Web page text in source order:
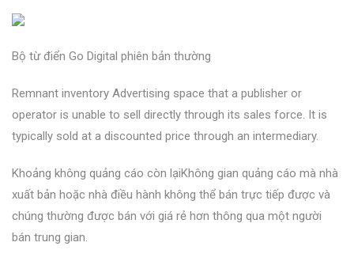
Bộ từ điển Go Digital phiên bản thường
Remnant inventory Advertising space that a publisher or
operator is unable to sell directly through its sales force. It is
typically sold at a discounted price through an intermediary.
Khoảng không quảng cáo còn lạiKhông gian quảng cáo mà nhà
xuất bản hoặc nhà điều hành không thể bán trực tiếp được và
chúng thường được bán với giá rẻ hơn thông qua một người
bán trung gian.